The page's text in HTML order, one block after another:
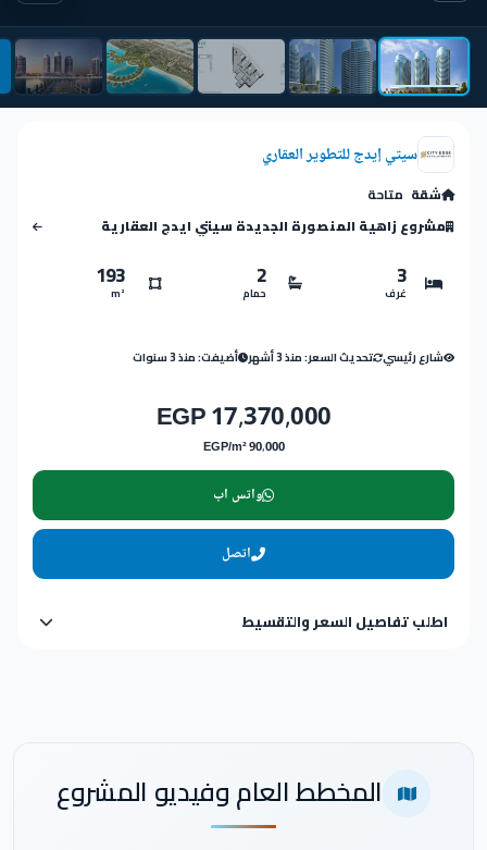
سيتي إيدج للتطوير العقاري
شقة متاحة
مشروع زاهية المنصورة الجديدة سيتي ايدج العقارية
3
غرف
2
حمام
193
m²
شارع رئيسي تحديث السعر: منذ 3 أشهر أضيفت: منذ 3 سنوات
17,370,000 EGP
90,000 EGP/m²
واتس اب
اتصل
اطلب تفاصيل السعر والتقسيط
المخطط العام وفيديو المشروع